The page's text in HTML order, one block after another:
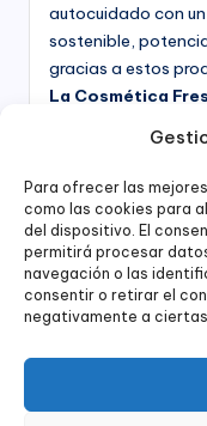
Para ofrecer las
como las cookies para
del dispositivo. El
permitirá procesar
navegación o las
consentir o retirar el
negativamente a
autocuidado con
sostenible,
gracias a estos
La Cosmética
que necesites...
QUIERO